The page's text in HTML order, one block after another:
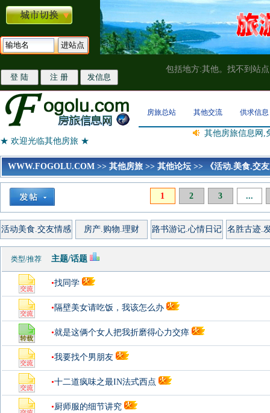
包括地方:其他。找不到站
房旅总站 其他交流 供求信息
★ 欢迎光临其他房旅 ★
其他房旅信息网,
WWW.FOGOLU.COM >> 其他房旅 >> 其他论坛>> 《活动.美食.交
1 2 3 ...
活动美食.交友情感 房产.购物.理财 路书游记.心情日记 名胜古迹.
类型/推荐 主题/话题
•找同学
• 隔壁美女请吃饭，我该怎么办
•就是这俩个女人把我折磨得心力交瘁
•我要找个男朋友
•十二道疯味之最IN法式西点
•厨师服的细节讲究